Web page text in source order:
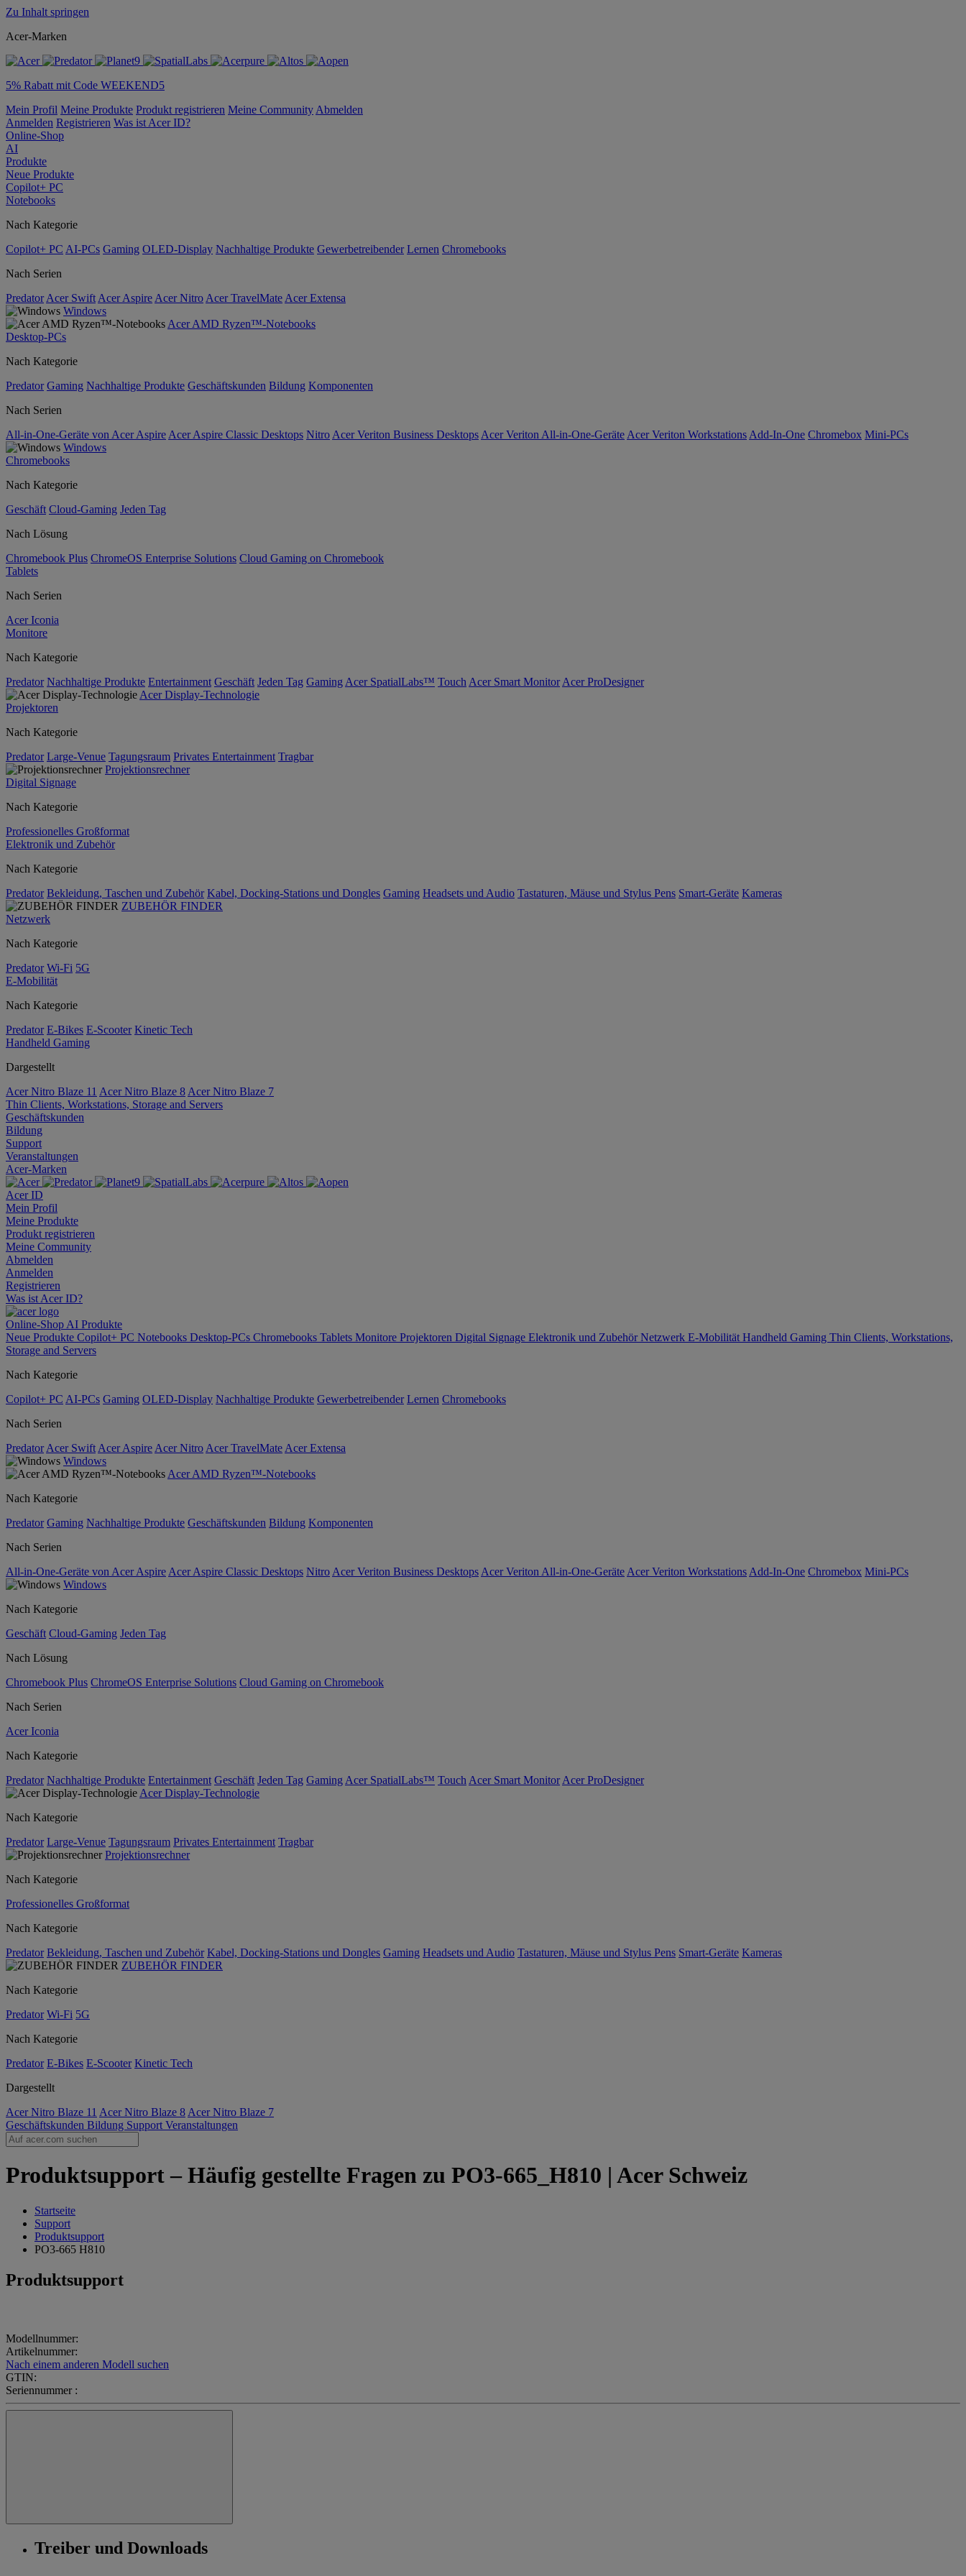
Zu Inhalt springen
Acer-Marken
5% Rabatt mit Code WEEKEND5
Mein Profil Meine Produkte Produkt registrieren Meine Community Abmelden
Anmelden Registrieren Was ist Acer ID?
Online-Shop
AI
Produkte
Neue Produkte
Copilot+ PC
Notebooks
Nach Kategorie
Copilot+ PC AI-PCs Gaming OLED-Display Nachhaltige Produkte Gewerbetreibender Lernen Chromebooks
Nach Serien
Predator Acer Swift Acer Aspire Acer Nitro Acer TravelMate Acer Extensa
Windows
Acer AMD Ryzen™-Notebooks
Desktop-PCs
Nach Kategorie
Predator Gaming Nachhaltige Produkte Geschäftskunden Bildung Komponenten
Nach Serien
All-in-One-Geräte von Acer Aspire Acer Aspire Classic Desktops Nitro Acer Veriton Business Desktops Acer Veriton All-in-One-Geräte Acer Veriton Workstations Add-In-One Chromebox Mini-PCs
Windows
Chromebooks
Nach Kategorie
Geschäft Cloud-Gaming Jeden Tag
Nach Lösung
Chromebook Plus ChromeOS Enterprise Solutions Cloud Gaming on Chromebook
Tablets
Nach Serien
Acer Iconia
Monitore
Nach Kategorie
Predator Nachhaltige Produkte Entertainment Geschäft Jeden Tag Gaming Acer SpatialLabs™ Touch Acer Smart Monitor Acer ProDesigner
Acer Display-Technologie
Projektoren
Nach Kategorie
Predator Large-Venue Tagungsraum Privates Entertainment Tragbar
Projektionsrechner
Digital Signage
Nach Kategorie
Professionelles Großformat
Elektronik und Zubehör
Nach Kategorie
Predator Bekleidung, Taschen und Zubehör Kabel, Docking-Stations und Dongles Gaming Headsets und Audio Tastaturen, Mäuse und Stylus Pens Smart-Geräte Kameras
ZUBEHÖR FINDER
Netzwerk
Nach Kategorie
Predator Wi-Fi 5G
E-Mobilität
Nach Kategorie
Predator E-Bikes E-Scooter Kinetic Tech
Handheld Gaming
Dargestellt
Acer Nitro Blaze 11 Acer Nitro Blaze 8 Acer Nitro Blaze 7
Thin Clients, Workstations, Storage and Servers
Geschäftskunden
Bildung
Support
Veranstaltungen
Acer-Marken
Acer ID
Mein Profil
Meine Produkte
Produkt registrieren
Meine Community
Abmelden
Anmelden
Registrieren
Was ist Acer ID?
Online-Shop AI Produkte
Neue Produkte Copilot+ PC Notebooks Desktop-PCs Chromebooks Tablets Monitore Projektoren Digital Signage Elektronik und ZubehörNetzwerk E-Mobilität Handheld Gaming Thin Clients, Workstations,
Storage and Servers
Nach Kategorie
Copilot+ PC AI-PCs Gaming OLED-Display Nachhaltige Produkte Gewerbetreibender Lernen Chromebooks
Nach Serien
Predator Acer Swift Acer Aspire Acer Nitro Acer TravelMate Acer Extensa
Windows
Acer AMD Ryzen™-Notebooks
Nach Kategorie
Predator Gaming Nachhaltige Produkte Geschäftskunden Bildung Komponenten
Nach Serien
All-in-One-Geräte von Acer Aspire Acer Aspire Classic Desktops Nitro Acer Veriton Business Desktops Acer Veriton All-in-One-Geräte Acer Veriton Workstations Add-In-One Chromebox Mini-PCs
Windows
Nach Kategorie
Geschäft Cloud-Gaming Jeden Tag
Nach Lösung
Chromebook Plus ChromeOS Enterprise Solutions Cloud Gaming on Chromebook
Nach Serien
Acer Iconia
Nach Kategorie
Predator Nachhaltige Produkte Entertainment Geschäft Jeden Tag Gaming Acer SpatialLabs™ Touch Acer Smart Monitor Acer ProDesigner
Acer Display-Technologie
Nach Kategorie
Predator Large-Venue Tagungsraum Privates Entertainment Tragbar
Projektionsrechner
Nach Kategorie
Professionelles Großformat
Nach Kategorie
Predator Bekleidung, Taschen und Zubehör Kabel, Docking-Stations und Dongles Gaming Headsets und Audio Tastaturen, Mäuse und Stylus Pens Smart-Geräte Kameras
ZUBEHÖR FINDER
Nach Kategorie
Predator Wi-Fi 5G
Nach Kategorie
Predator E-Bikes E-Scooter Kinetic Tech
Dargestellt
Acer Nitro Blaze 11 Acer Nitro Blaze 8 Acer Nitro Blaze 7
Geschäftskunden Bildung Support Veranstaltungen
Produktsupport – Häufig gestellte Fragen zu PO3-665_H810 | Acer Schweiz
Startseite
Support
Produktsupport
PO3-665 H810
Produktsupport
Modellnummer:
Artikelnummer:
Nach einem anderen Modell suchen
GTIN:
Seriennummer :
Treiber und Downloads